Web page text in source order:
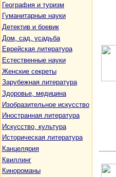
География и туризм
Гуманитарные науки
Детектив и боевик
Дом, сад, усадьба
Еврейская литература
Естественные науки
Женские секреты
Зарубежная литература
Здоровье, медицина
Изобразительное искусство
Иностранная литература
Искусство, культура
Историческая литература
Канцелярия
Квиллинг
Кинороманы